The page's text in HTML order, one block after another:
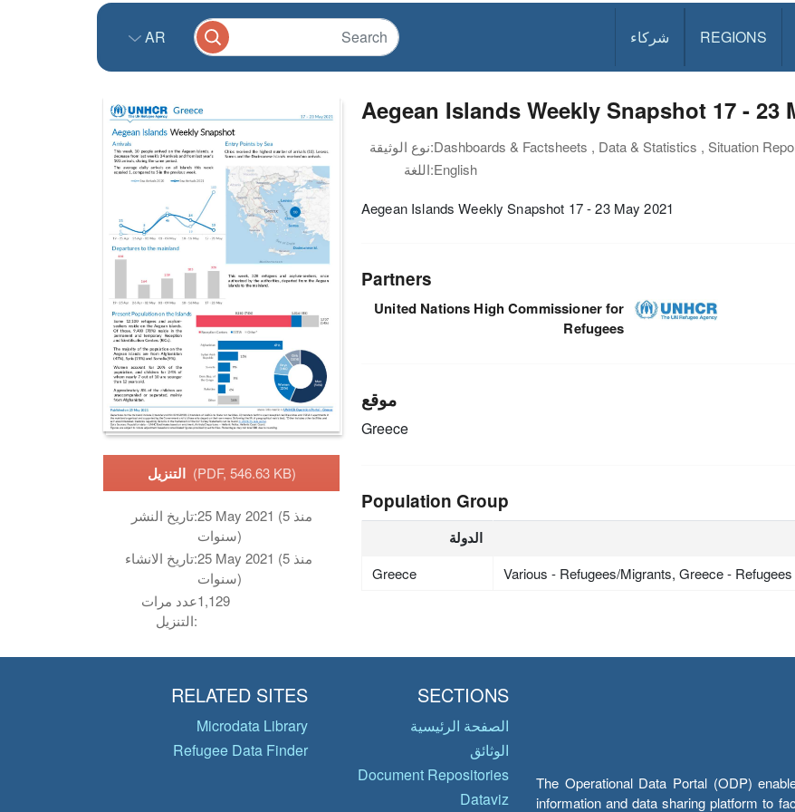
REGIONS شركاء AR
التنزيل (PDF, 546.63 KB)
تاريخ النشر:25 May 2021 (منذ 5
سنوات)
تاريخ الانشاء:25 May 2021 (منذ 5
سنوات)
عدد مرات
التنزيل:
1,129
Aegean Islands Weekly Snapshot 17 - 23
نوع الوثيقة:Dashboards & Factsheets , Data & Statistics , Situation
اللغة:English
Aegean Islands Weekly Snapshot 17 - 23 May 2021
Partners
United Nations High Commissioner for
Refugees
موقع
Greece
Population Group
الدولة
Greece Various - Refugees/Migrants, Greece - Refugees
The Operational Data Portal (ODP)
information and data sharing platform to
SECTIONS
الصفحة الرئيسية
الوثائق
Document Repositories
Dataviz
RELATED SITES
Microdata Library
Refugee Data Finder